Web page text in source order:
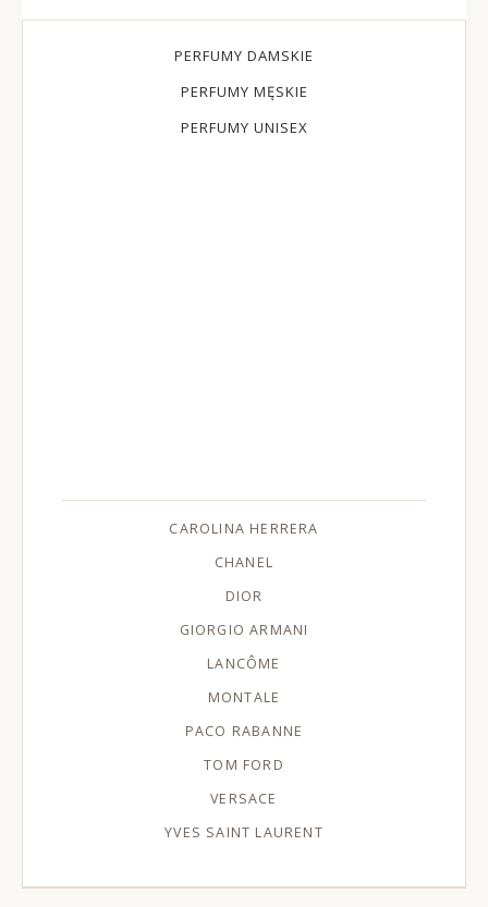
CAROLINA HERRERA
CHANEL
DIOR
GIORGIO ARMANI
LANCÔME
MONTALE
PACO RABANNE
TOM FORD
VERSACE
YVES SAINT LAURENT
PERFUMY DAMSKIE
PERFUMY MĘSKIE
PERFUMY UNISEX